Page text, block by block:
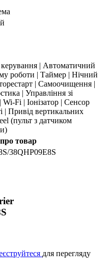
керування | Автоматичний
роботи | Таймер | Нічний
| Cамоочищення |
| Управління зі
Fi | Іонізатор | Сенсор
| Привід вертикальних
(пульт з датчиком
товар
38QHP09E8S
для перегляду